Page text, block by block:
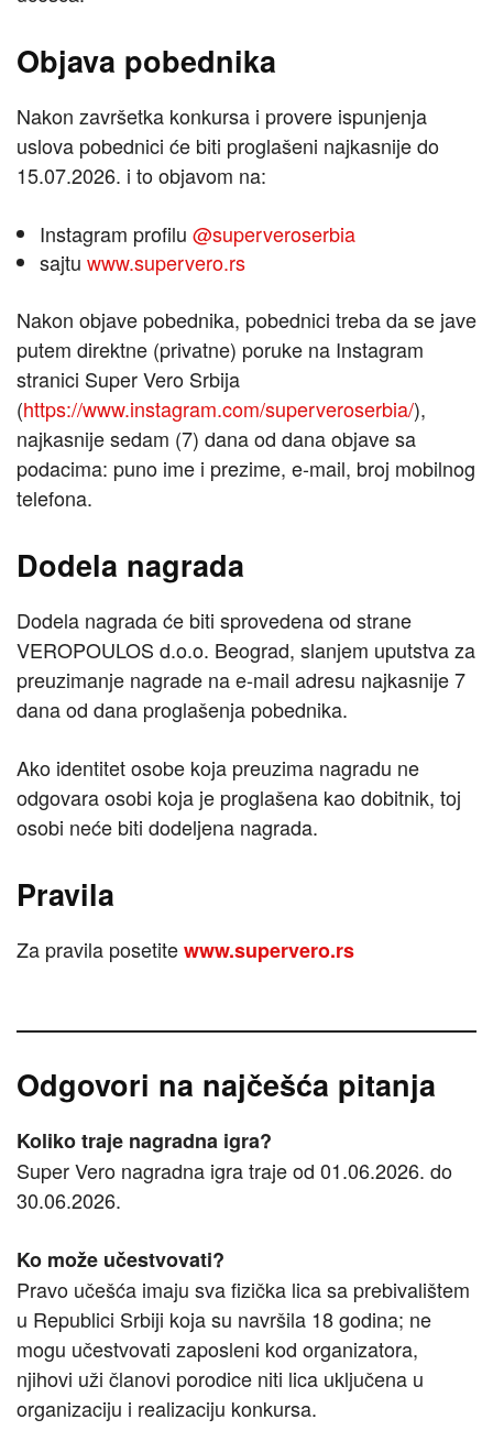
Objava pobednika
Nakon završetka konkursa i provere ispunjenja
uslova pobednici će biti proglašeni najkasnije do
15.07.2026. i to objavom na:
Instagram profilu @superveroserbia
sajtu www.supervero.rs
Nakon objave pobednika, pobednici treba da se jave
putem direktne (privatne) poruke na Instagram
stranici Super Vero Srbija
(https://www.instagram.com/superveroserbia/),
najkasnije sedam (7) dana od dana objave sa
podacima: puno ime i prezime, e-mail, broj mobilnog
telefona.
Dodela nagrada
Dodela nagrada će biti sprovedena od strane
VEROPOULOS d.o.o. Beograd, slanjem uputstva za
preuzimanje nagrade na e-mail adresu najkasnije 7
dana od dana proglašenja pobednika.
Ako identitet osobe koja preuzima nagradu ne
odgovara osobi koja je proglašena kao dobitnik, toj
osobi neće biti dodeljena nagrada.
Pravila
Za pravila posetitewww.supervero.rs
Odgovori na najčešća pitanja
Koliko traje nagradna igra?
Super Vero nagradna igra traje od 01.06.2026. do
30.06.2026.
Ko može učestvovati?
Pravo učešća imaju sva fizička lica sa prebivalištem
u Republici Srbiji koja su navršila 18 godina; ne
mogu učestvovati zaposleni kod organizatora,
njihovi uži članovi porodice niti lica uključena u
organizaciju i realizaciju konkursa.